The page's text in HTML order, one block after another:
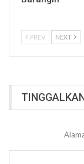
PREV NEXT